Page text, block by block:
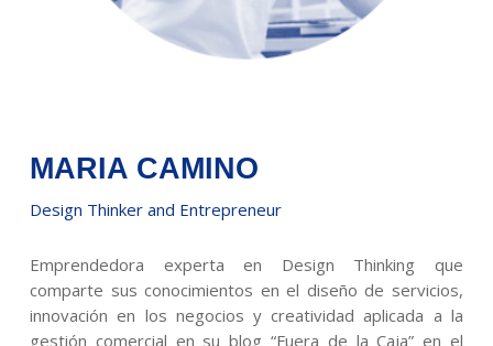
MARIA CAMINO
Design Thinker and Entrepreneur
Emprendedora experta en Design Thinking que
comparte sus conocimientos en el diseño de servicios,
innovación en los negocios y creatividad aplicada a la
gestión comercial en su blog “Fuera de la Caja” en el